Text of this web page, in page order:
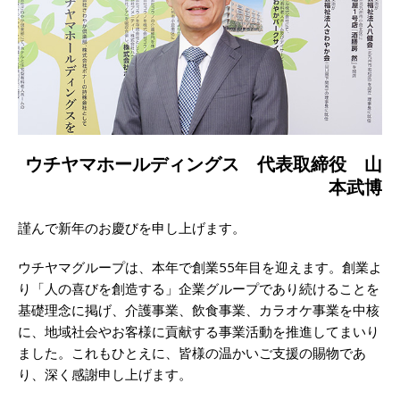
ウチヤマホールディングス 代表取締役 山
本武博
謹んで新年のお慶びを申し上げます。
ウチヤマグループは、本年で創業55年目を迎えます。創業よ
り「人の喜びを創造する」企業グループであり続けることを
基礎理念に掲げ、介護事業、飲食事業、カラオケ事業を中核
に、地域社会やお客様に貢献する事業活動を推進してまいり
ました。これもひとえに、皆様の温かいご支援の賜物であ
り、深く感謝申し上げます。